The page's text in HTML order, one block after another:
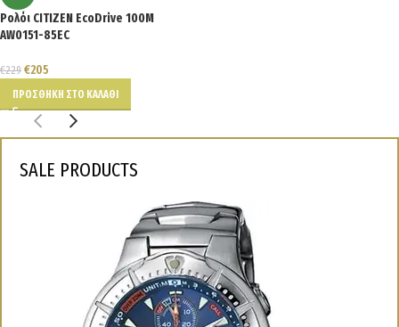
Ρολόι CITIZEN EcoDrive 100M
AW0151-85EC
€229 €205
ΠΡΟΣΘΉΚΗ ΣΤΟ ΚΑΛΆΘΙ
SALE PRODUCTS